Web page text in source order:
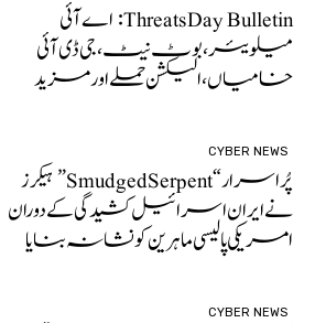
ThreatsDay Bulletin: اے آئی
میلویئر، بوٹ نیٹ، جی ڈی آئی
خامیاں، الیکشن حملے اور مزید
CYBER NEWS
پُراسرار “SmudgedSerpent” ہیکرز
نے ایران اسرائیل کشیدگی کے دوران
امریکی پالیسی ماہرین کونشانہ بنایا
CYBER NEWS